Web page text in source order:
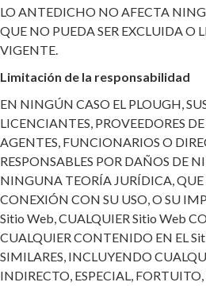
LO ANTEDICHO NO AFECTA
QUE NO PUEDA SER EXCLUIDA O
VIGENTE.
Limitación de la responsabilidad
EN NINGÚN CASO EL PLOUGH,
LICENCIANTES, PROVEEDORES
AGENTES, FUNCIONARIOS O
RESPONSABLES POR DAÑOS DE
NINGUNA TEORÍA JURÍDICA, QUE
CONEXIÓN CON SU USO, O SU
Sitio Web, CUALQUIER Sitio Web
CUALQUIER CONTENIDO EN EL
SIMILARES, INCLUYENDO
INDIRECTO, ESPECIAL,